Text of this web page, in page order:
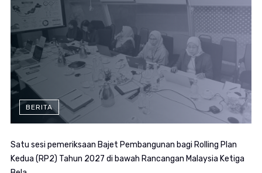
BERITA
Satu sesi pemeriksaan Bajet Pembangunan bagi Rolling Plan
Kedua (RP2) Tahun 2027 di bawah Rancangan Malaysia Ketiga